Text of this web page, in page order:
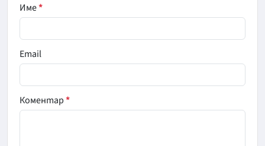
Име*
Email
Коментар*